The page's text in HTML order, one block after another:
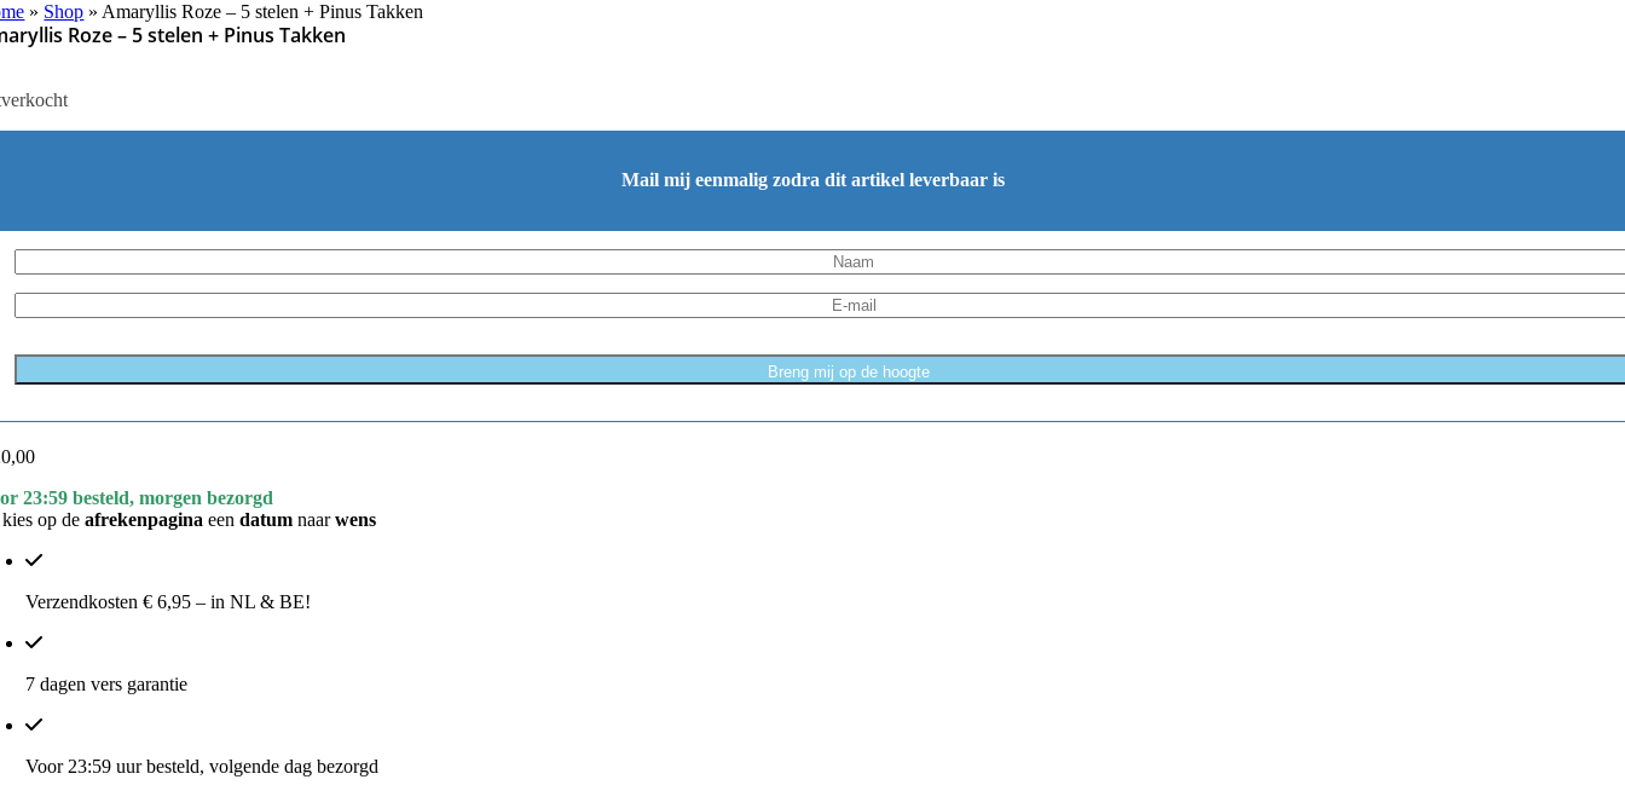
» Shop » Amaryllis Roze – 5 stelen + Pinus Takken
Roze – 5 stelen + Pinus Takken
Mail mij eenmalig zodra dit artikel leverbaar is
23:59 besteld, morgen bezorgd
op deafrekenpagina eendatum naarwens
Verzendkosten € 6,95 – in NL & BE!
7 dagen vers garantie
Voor 23:59 uur besteld, volgende dag bezorgd